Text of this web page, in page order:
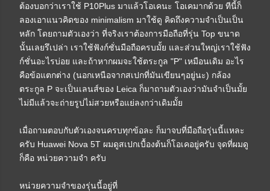
ต้องบอกว่าเราใช้ P10Plus มาแล้วโอเคนะ โอเคมากด้วย ทีนี้ก็
ลองเอาแนวคิดของ minimalism มาใช้ดู คิดถึงความจำเป็นเป็น
หลัก โดยถามตัวเองว่า ที่จริงเราต้องการมือถือที่รุ่น Top ขนาด
นั้นเลยรึเปล่า เราใช้ฟังก์ชั่นมือถือครบมั้ย และส่วนใหญ่เราใช้ฟัง
ก์ชั่นอะไรบ่อย และถ้าหากผมจะใช้ตระกูล "P" เหมือนเดิม อะไร
คือข้อแตกต่าง (นอกเหนือจากสเปกที่มันเขียนๆอยู่นะ) กล้อง
ตระกูล P จะเป็นเลนส์ของ Leica ก็มาถามตัวเองว่ามันจำเป็นมั้ย
ไม่มีแล้วจะถ่ายรูปไม่สวยหรือแย่ลงกว่าเดิมมั้ย
เมื่อถามตอบกับตัวเองจนครบทุกข้อละ ก็มาจบที่มือถือรุ่นนี้แหละ
ครับ Huawei Nova 5T ผมดูสเปกเบื้องต้นก็โอเคอยู่ครับ จุดที่ผมดู
ก็คือ หน่วยความจำ ครับ
หน่วยความจำของรุ่นนี้อยู่ที่